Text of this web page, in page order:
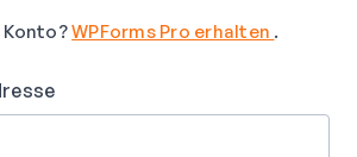
Konto?WPForms Pro erhalten .